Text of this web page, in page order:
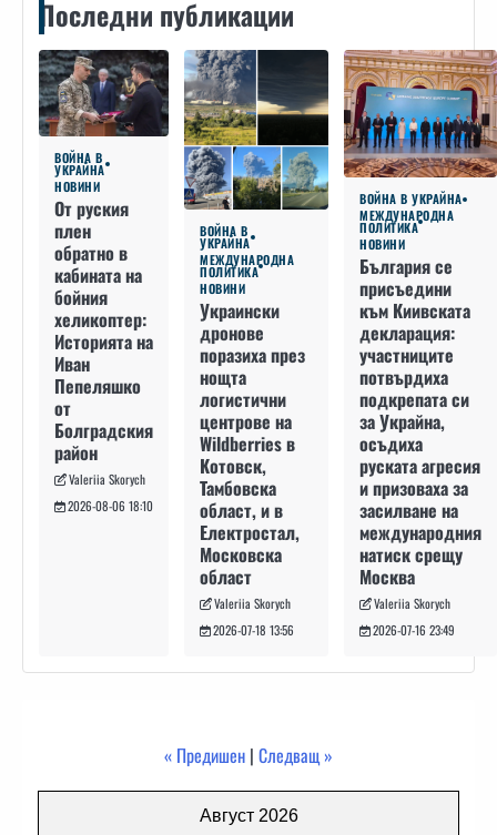
Последни публикации
ВОЙНА В
УКРАЙНА
НОВИНИ
От руския
плен
обратно в
кабината на
бойния
хеликоптер:
Историята на
Иван
Пепеляшко
от
Болградския
район
Valeriia Skorych
2026-08-06 18:10
ВОЙНА В
УКРАЙНА
МЕЖДУНАРОДНА
ПОЛИТИКА
НОВИНИ
Украински
дронове
поразиха през
нощта
логистични
центрове на
Wildberries в
Котовск,
Тамбовска
област, и в
Електростал,
Московска
област
Valeriia Skorych
2026-07-18 13:56
ВОЙНА В УКРАЙНА
МЕЖДУНАРОДНА
ПОЛИТИКА
НОВИНИ
България се
присъедини
към Киивската
декларация:
участниците
потвърдиха
подкрепата си
за Украйна,
осъдиха
руската агресия
и призоваха за
засилване на
международния
натиск срещу
Москва
Valeriia Skorych
2026-07-16 23:49
« Предишен | Следващ »
Август 2026